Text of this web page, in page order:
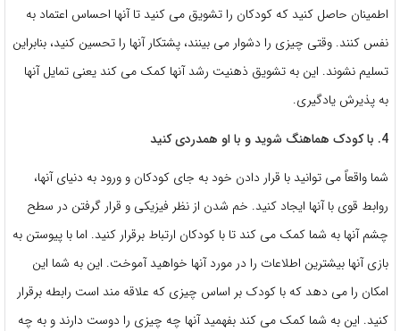
اطمینان حاصل کنید که کودکان را تشویق می کنید تا آنها احساس اعتماد به
نفس کنند. وقتی چیزی را دشوار می بینند، پشتکار آنها را تحسین کنید، بنابراین
تسلیم نشوند. این به تشویق ذهنیت رشد آنها کمک می کند یعنی تمایل آنها
به پذیرش یادگیری.
4. با کودک هماهنگ شوید و با او همدردی کنید
شما واقعاً می توانید با قرار دادن خود به جای کودکان و ورود به دنیای آنها،
روابط قوی با آنها ایجاد کنید. خم شدن از نظر فیزیکی و قرار گرفتن در سطح
چشم آنها به شما کمک می کند تا با کودکان ارتباط برقرار کنید. اما با پیوستن به
بازی آنها بیشترین اطلاعات را در مورد آنها خواهید آموخت. این به شما این
امکان را می دهد که با کودک بر اساس چیزی که علاقه مند است رابطه برقرار
کنید. این به شما کمک می کند بفهمید آنها چه چیزی را دوست دارند و به چه